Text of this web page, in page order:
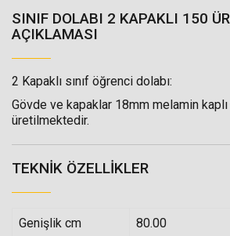
SINIF DOLABI 2 KAPAKLI 150
AÇIKLAMASI
2 Kapaklı sınıf öğrenci dolabı:
Gövde ve kapaklar 18mm melamin
üretilmektedir.
TEKNIK ÖZELLIKLER
Genişlik cm 80.00